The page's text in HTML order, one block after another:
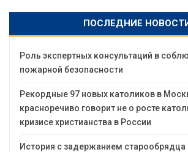
ПОСЛЕДНИЕ
Роль экспертных консультаций в
пожарной безопасности
Рекордные 97 новых католиков в
красноречиво говорит не о росте
кризисе христианства в России
История с задержанием